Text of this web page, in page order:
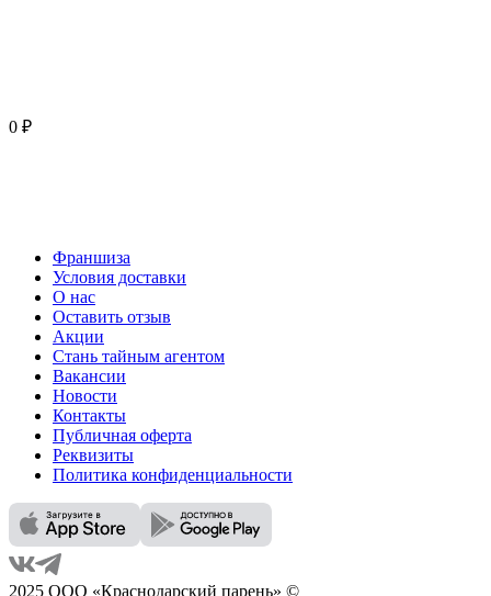
0 ₽
Франшиза
Условия доставки
О нас
Оставить отзыв
Акции
Стань тайным агентом
Вакансии
Новости
Контакты
Публичная оферта
Реквизиты
Политика конфиденциальности
2025 ООО «Краснодарский парень» ©